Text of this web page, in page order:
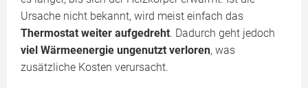
Ursache nicht bekannt, wird meist einfach das
Thermostat weiter aufgedreht. Dadurch geht jedoch
viel Wärmeenergie ungenutzt verloren, was
zusätzliche Kosten verursacht.